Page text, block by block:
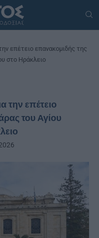
επέτειο επανακομιδής της
στο Ηράκλειο
την επέτειο
του Αγίου